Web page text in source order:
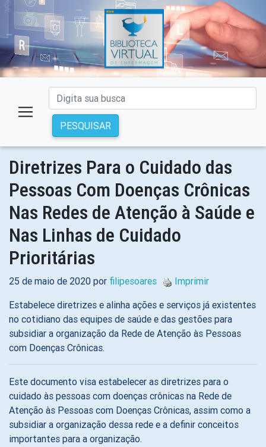
PESQUISAR
Diretrizes Para o Cuidado das
Pessoas Com Doenças Crônicas
Nas Redes de Atenção à Saúde e
Nas Linhas de Cuidado
Prioritárias
25 de maio de 2020 por filipesoares
Imprimir
Estabelece diretrizes e alinha ações e serviços já existentes
no cotidiano das equipes de saúde e das gestões para
subsidiar a organização da Rede de Atenção às Pessoas
com Doenças Crônicas.
Este documento visa estabelecer as diretrizes para o
cuidado às pessoas com doenças crônicas na Rede de
Atenção às Pessoas com Doenças Crônicas, assim como a
subsidiar a organização dessa rede e a definir conceitos
importantes para a organização.